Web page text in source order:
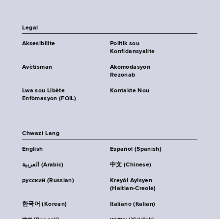
Legal
Aksesibilite
Politik sou
Konfidansyalite
Avètisman
Akomodasyon
Rezonab
Lwa sou Libète
Enfòmasyon (FOIL)
Kontakte Nou
Chwazi Lang
English Español (Spanish)
العربية (Arabic) 中文 (Chinese)
русский (Russian)
Kreyòl Ayisyen
(Haitian-Creole)
한국어 (Korean) Italiano (Italian)